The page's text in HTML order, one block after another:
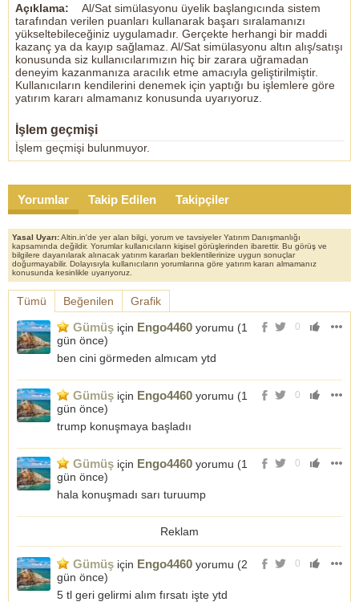
Açıklama:
Al/Sat simülasyonu üyelik başlangıcında sistem
tarafından verilen puanları kullanarak başarı sıralamanızı
yükseltebileceğiniz uygulamadır. Gerçekte herhangi bir maddi
kazanç ya da kayıp sağlamaz. Al/Sat simülasyonu altın alış/satışı
konusunda siz kullanıcılarımızın hiç bir zarara uğramadan
deneyim kazanmanıza aracılık etme amacıyla geliştirilmiştir.
Kullanıcıların kendilerini denemek için yaptığı bu işlemlere göre
yatırım kararı almamanız konusunda uyarıyoruz.
İşlem geçmişi
İşlem geçmişi bulunmuyor.
Yorumlar Takip Edilen Takipçiler
Yasal Uyarı:Altin.in'de yer alan bilgi, yorum ve tavsiyeler Yatırım Danışmanlığı
kapsamında değildir. Yorumlar kullanıcıların kişisel görüşlerinden ibarettir. Bu görüş ve
bilgilere dayanılarak alınacak yatırım kararları beklentilerinize uygun sonuçlar
doğurmayabilir. Dolayısıyla kullanıcıların yorumlarına göre yatırım kararı almamanız
konusunda kesinlikle uyarıyoruz.
Tümü Beğenilen Grafik
0
Gümüş için Engo4460 yorumu (1
gün önce)
ben cini görmeden almıcam ytd
0
Gümüş için Engo4460 yorumu (1
gün önce)
trump konuşmaya başladıı
0
Gümüş için Engo4460 yorumu (1
gün önce)
hala konuşmadı sarı turuump
Reklam
0
Gümüş için Engo4460 yorumu (2
gün önce)
5 tl geri gelirmi alım fırsatı işte ytd